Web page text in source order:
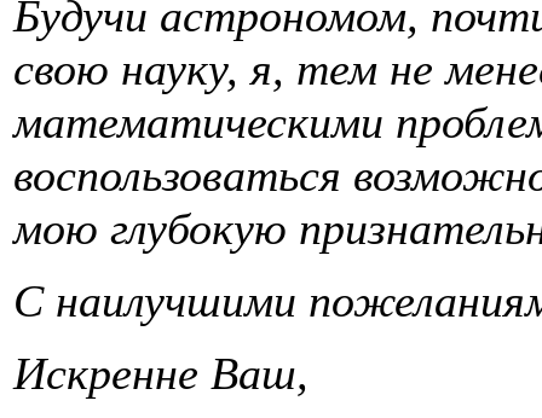
Будучи астрономом,
свою науку, я, тем не
математическими
воспользоваться
мою глубокую
С наилучшими
Искренне Ваш,